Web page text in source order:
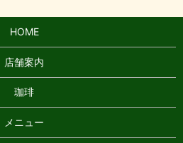
HOME
店舗案内
珈琲
メニュー